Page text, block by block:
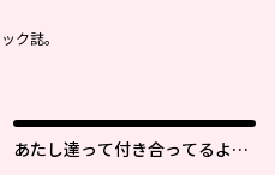
ク誌。
あたし達って付き合ってるよ